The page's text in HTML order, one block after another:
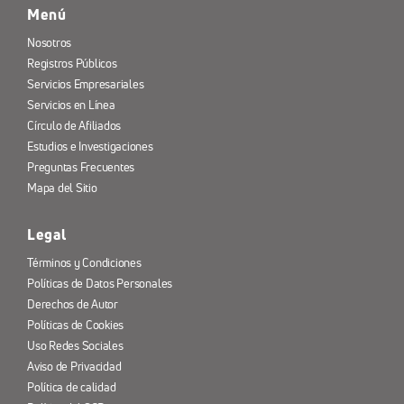
Menú
Nosotros
Registros Públicos
Servicios Empresariales
Servicios en Línea
Círculo de Afiliados
Estudios e Investigaciones
Preguntas Frecuentes
Mapa del Sitio
Legal
Términos y Condiciones
Políticas de Datos Personales
Derechos de Autor
Políticas de Cookies
Uso Redes Sociales
Aviso de Privacidad
Política de calidad